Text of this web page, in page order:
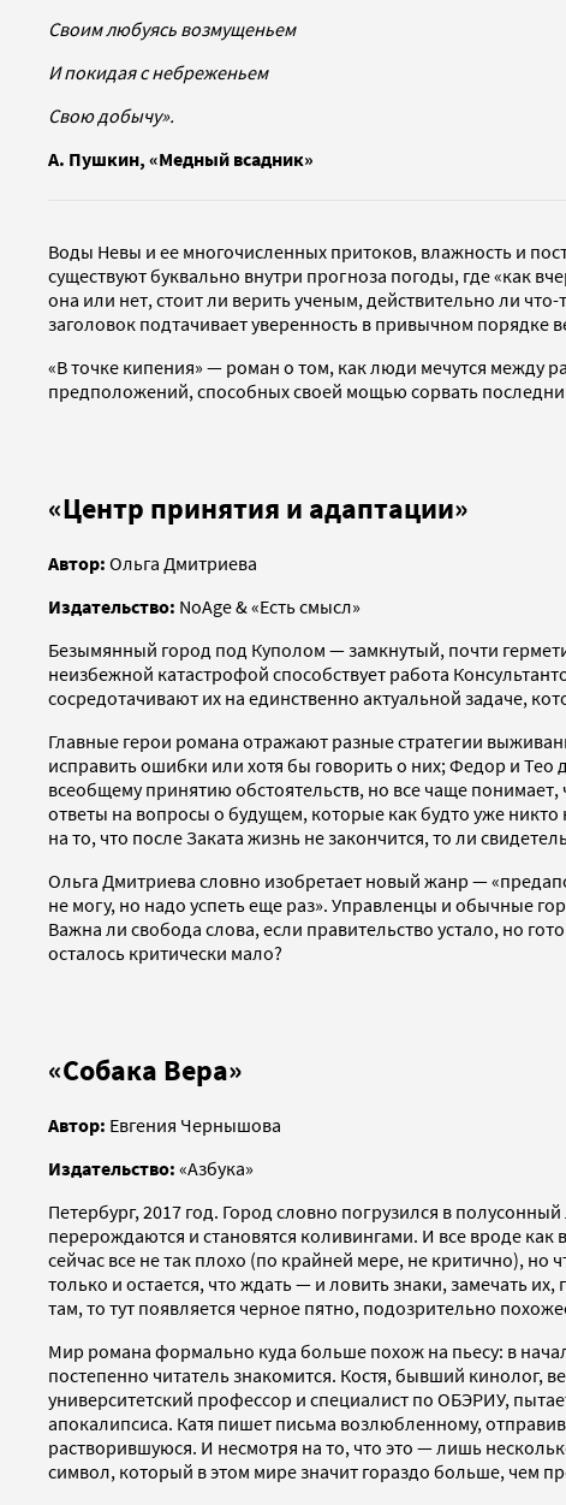
Своим любуясь возмущеньем
И покидая с небреженьем
Свою добычу».
А. Пушкин, «Медный всадник»
Воды Невы и ее многочисленных притоков, влажность и
существуют буквально внутри прогноза погоды, где «как
она или нет, стоит ли верить ученым, действительно ли
заголовок подтачивает уверенность в привычном порядке
«В точке кипения» — роман о том, как люди мечутся между
предположений, способных своей мощью сорвать
«Центр принятия и адаптации»
Автор: Ольга Дмитриева
Издательство: NoAge & «Есть смысл»
Безымянный город под Куполом — замкнутый, почти
неизбежной катастрофой способствует работа
сосредотачивают их на единственно актуальной задаче,
Главные герои романа отражают разные стратегии
исправить ошибки или хотя бы говорить о них; Федор и
всеобщему принятию обстоятельств, но все чаще
ответы на вопросы о будущем, которые как будто уже
на то, что после Заката жизнь не закончится, то ли
Ольга Дмитриева словно изобретает новый жанр —
не могу, но надо успеть еще раз». Управленцы и обычные
Важна ли свобода слова, если правительство устало, но
осталось критически мало?
«Собака Вера»
Автор: Евгения Чернышова
Издательство: «Азбука»
Петербург, 2017 год. Город словно погрузился в
перерождаются и становятся коливингами. И все вроде
сейчас все не так плохо (по крайней мере, не критично),
только и остается, что ждать — и ловить знаки, замечать
там, то тут появляется черное пятно, подозрительно
Мир романа формально куда больше похож на пьесу: в
постепенно читатель знакомится. Костя, бывший кинолог,
университетский профессор и специалист по ОБЭРИУ,
апокалипсиса. Катя пишет письма возлюбленному,
растворившуюся. И несмотря на то, что это — лишь
символ, который в этом мире значит гораздо больше, чем